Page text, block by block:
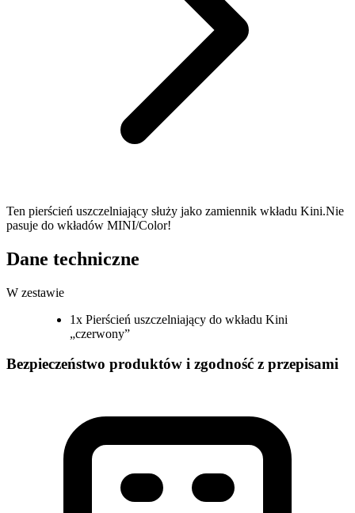
Ten pierścień uszczelniający służy jako zamiennik wkładu Kini.Nie
pasuje do wkładów MINI/Color!
Dane techniczne
W zestawie
1x Pierścień uszczelniający do wkładu Kini
„czerwony”
Bezpieczeństwo produktów i zgodność z przepisami